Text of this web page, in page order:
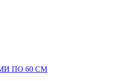
ПО 60 СМ